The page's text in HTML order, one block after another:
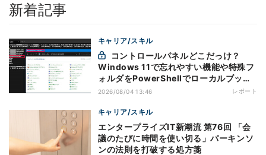
新着記事
キャリア/スキル
Windows 11で忘れやすい機能や特殊フ
ォルダをPowerShellでローカルブック
マーク化
2026/08/04 13:46 レポート
キャリア/スキル
エンタープライズIT新潮流 第76回 「会
議のたびに時間を使い切る」パーキンソ
ンの法則を打破する処方箋